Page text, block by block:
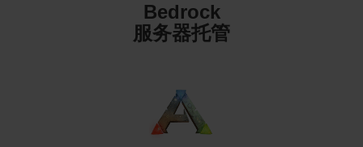
Bedrock
服务器托管